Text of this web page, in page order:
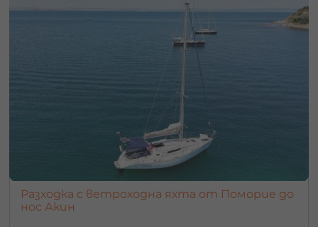
Разходка с ветроходна яхта от Поморие до
нос Акин